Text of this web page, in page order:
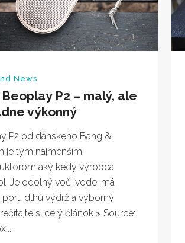
News
P2 – malý, ale
výkonný
P2 od dánskeho Bang &
je tým najmenším
aký kedy výrobca
Je odolný voči vode, má
port, dlhú výdrž a výborný
si celý článok » Source: